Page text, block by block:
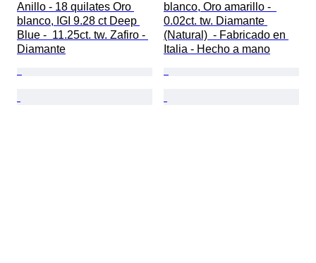
Anillo - 18 quilates Oro
blanco, IGI 9.28 ct Deep
Blue -  11.25ct. tw. Zafiro -
Diamante
blanco, Oro amarillo -
0.02ct. tw. Diamante
(Natural)  - Fabricado en
Italia - Hecho a mano